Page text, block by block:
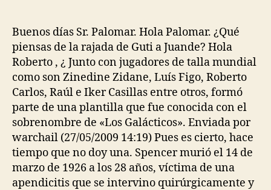
entrada
entrada
Buenos días Sr. Palomar. Hola Palomar. ¿Qué
piensas de la rajada de Guti a Juande? Hola
Roberto , ¿ Junto con jugadores de talla mundial
como son Zinedine Zidane, Luís Figo, Roberto
Carlos, Raúl e Iker Casillas entre otros, formó
parte de una plantilla que fue conocida con el
sobrenombre de «Los Galácticos». Enviada por
warchail (27/05/2009 14:19) Pues es cierto, hace
tiempo que no doy una. Spencer murió el 14 de
marzo de 1926 a los 28 años, víctima de una
apendicitis que se intervino quirúrgicamente y